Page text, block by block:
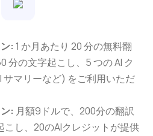
: 1 か月あたり 20 分の無料翻
分の文字起こし、5 つの AI ク
サマリーなど) をご利用いただ
: 月額9ドルで、200分の翻訳
し、20のAIクレジットが提供